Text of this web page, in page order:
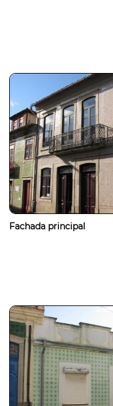
Fachada principal